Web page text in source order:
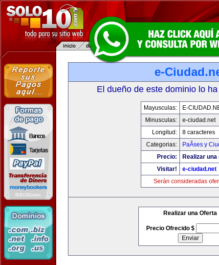
e-
El dueño de este dominio lo
Mayusculas:
E-
Minusculas:
e-ciudad.net
Longitud:
8 caracteres
Categorias:
PaÃ­ses y
Precio:
Realizar
Visitar!
e-ciudad.net
Serán consideradas
Realizar una Oferta
Precio Ofrecido $